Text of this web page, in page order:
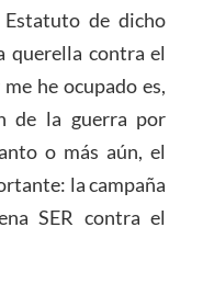
de dicho
querella contra el
he ocupado es,
de la guerra por
o más aún, el
la campaña
SER contra el